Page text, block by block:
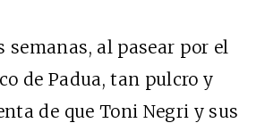
al pasear por el
de Padua, tan pulcro y
de que Toni Negri y sus